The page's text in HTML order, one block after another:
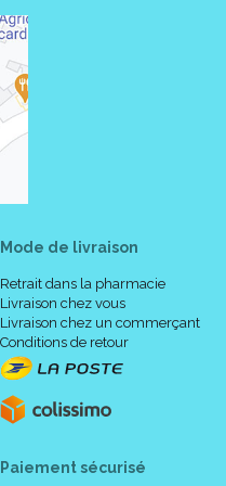
Mode de livraison
Retrait dans la pharmacie
Livraison chez vous
Livraison chez un commerçant
Conditions de retour
Paiement sécurisé